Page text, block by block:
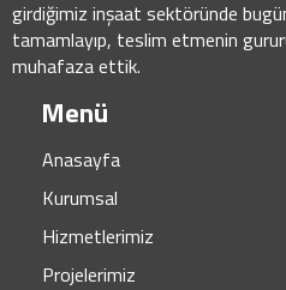
girdiğimiz inşaat sektöründe
tamamlayıp, teslim etmenin
muhafaza ettik.
Menü
Anasayfa
Kurumsal
Hizmetlerimiz
Projelerimiz